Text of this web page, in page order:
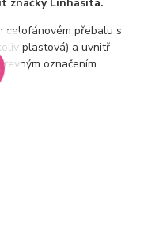
celofánovém přebalu s
plastová) a uvnitř
označením.